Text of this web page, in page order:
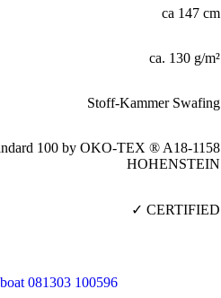
ca 147 cm
ca. 130 g/m²
Stoff-Kammer Swafing
100 by OKO-TEX ® A18-1158
HOHENSTEIN
✓ CERTIFIED